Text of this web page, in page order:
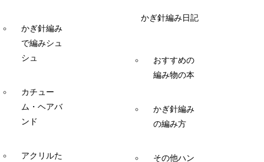
かぎ針編み
で編みシュ
シュ
カチュー
ム・ヘアバ
ンド
アクリルた
かぎ針編み日記
おすすめの
編み物の本
かぎ針編み
の編み方
その他ハン